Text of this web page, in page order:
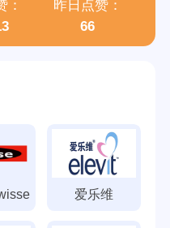
臣倍健股份有限公司
：
昨日点赞：
66
爱乐维